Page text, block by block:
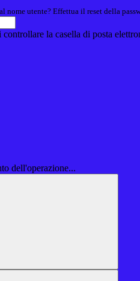
nome utente? Effettua il reset della
la casella di posta
dell'operazione...